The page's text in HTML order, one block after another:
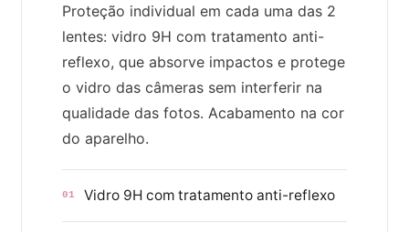
Proteção individual em cada uma das 2
lentes: vidro 9H com tratamento anti-
reflexo, que absorve impactos e protege
o vidro das câmeras sem interferir na
qualidade das fotos. Acabamento na cor
do aparelho.
01 Vidro 9H com tratamento anti-reflexo